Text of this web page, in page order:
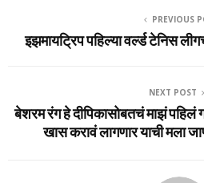
PREVIOUS
इझमायट्रिप पहिल्या वर्ल्ड टेनिस
NEXT POST
बेशरम रंग हे दीपिकासोबतचं माझं पहिलं
खास करावं लागणार याची मला